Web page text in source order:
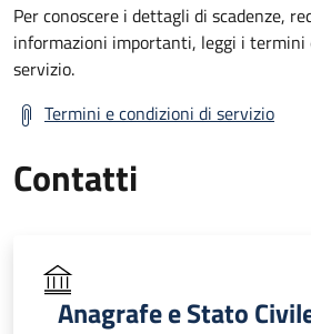
Per conoscere i dettagli di scadenze,
informazioni importanti, leggi i termini
servizio.
Termini e condizioni di servizio
Contatti
Anagrafe e Stato